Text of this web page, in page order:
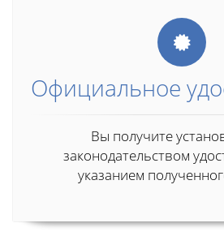
Официальное
Вы получите
законодательством
указанием